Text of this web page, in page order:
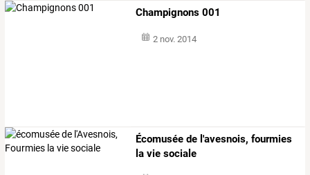
Champignons 001
2 nov. 2014
Écomusée de l'avesnois, fourmies
la vie sociale